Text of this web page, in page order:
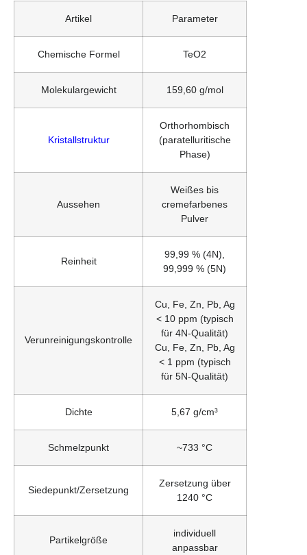
Artikel Parameter
Chemische Formel TeO2
Molekulargewicht 159,60 g/mol
Kristallstruktur
Orthorhombisch
(paratelluritische
Phase)
Aussehen
Weißes bis
cremefarbenes
Pulver
Reinheit
99,99 % (4N),
99,999 % (5N)
Verunreinigungskontrolle
Cu, Fe, Zn, Pb, Ag
< 10 ppm (typisch
für 4N-Qualität)
Cu, Fe, Zn, Pb, Ag
< 1 ppm (typisch
für 5N-Qualität)
Dichte 5,67 g/cm³
Schmelzpunkt ~733 °C
Siedepunkt/Zersetzung
Zersetzung über
1240 °C
Partikelgröße
individuell
anpassbar